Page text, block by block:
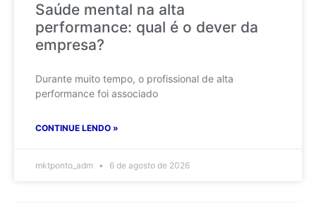
Saúde mental na alta
performance: qual é o dever da
empresa?
Durante muito tempo, o profissional de alta
performance foi associado
CONTINUE LENDO »
mktponto_adm 6 de agosto de 2026